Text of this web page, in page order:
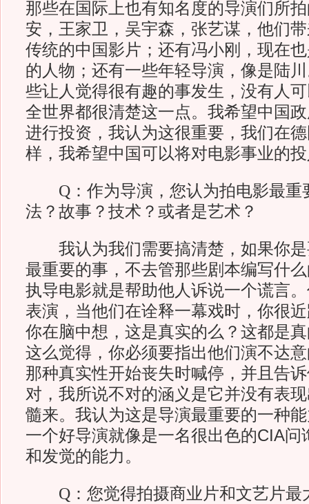
那些在国际上也有知名度的导演们所
安，王家卫，吴宇森，张艺谋，他们
传统的中国影片；还有冯小刚，现在
的人物；还有一些年轻导演，像是陆
些让人觉得很有趣的事发生，没有人
全世界都很清楚这一点。我希望中国
进行投资，我认为这很重要，我们在
样，我希望中国可以将对电影事业
Q：作为导演，您认为拍电影最重
法？故事？技术？或者是艺术？
我认为我们需要搞清楚，如果你是
最重要的事，不去管那些剧本编写什
执导电影就是帮助他人诉说一个谎言
表演，当他们在诠释一幕戏时，你很
你在脑中想，这是真实的么？这都是
这么觉得，你必须要指出他们演不达
那种真实性开始丧失时喊停，并且告
对，我所说不对的涵义是它并没有表
髓来。我认为这是导演最重要的一种
一个好导演就像是一名很出色的CIA问
和发觉的能力。
Q：您觉得拍摄商业片和文艺片最